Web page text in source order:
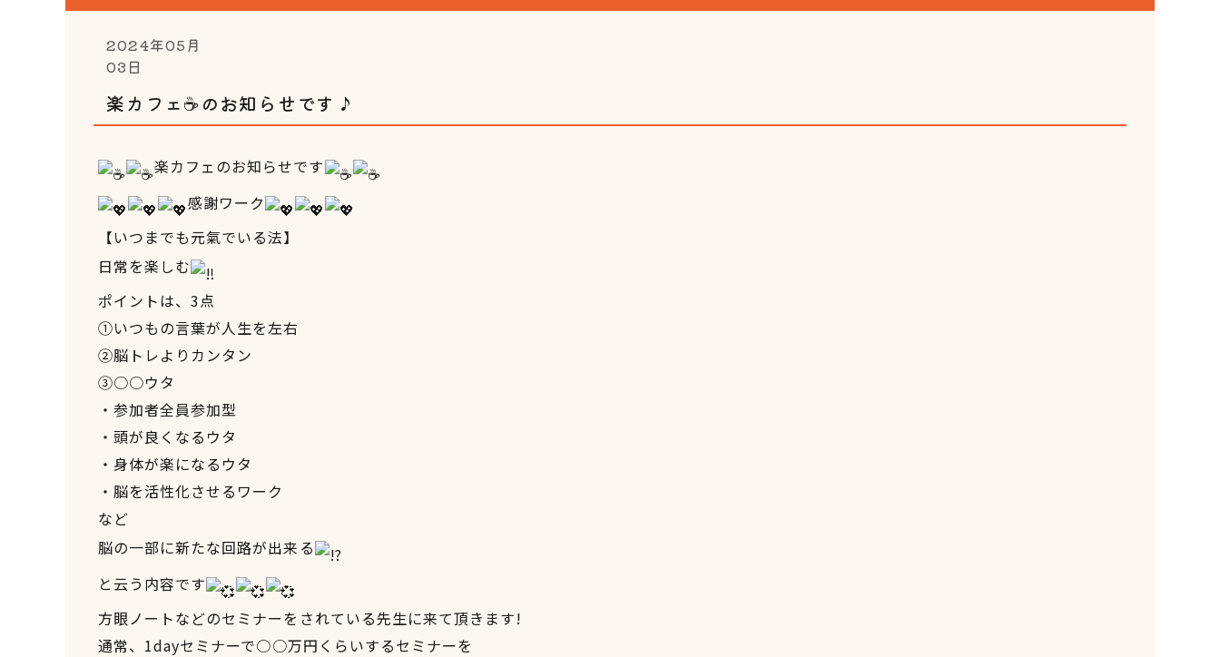
2024年05月
03日
楽カフェ☕のお知らせです♪
楽カフェのお知らせです
感謝ワーク
【いつまでも元氣でいる法】
日常を楽しむ
ポイントは、3点
①いつもの言葉が人生を左右
②脳トレよりカンタン
③○○ウタ
・参加者全員参加型
・頭が良くなるウタ
・身体が楽になるウタ
・脳を活性化させるワーク
など
脳の一部に新たな回路が出来る
と云う内容です
方眼ノートなどのセミナーをされている先生に来て頂きます!
通常、1dayセミナーで○○万円くらいするセミナーを